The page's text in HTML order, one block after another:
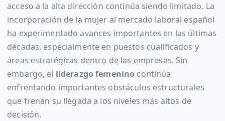
acceso a la alta dirección continúa siendo limitado. La
incorporación de la mujer al mercado laboral español
ha experimentado avances importantes en las últimas
décadas, especialmente en puestos cualificados y
áreas estratégicas dentro de las empresas. Sin
embargo, el liderazgo femenino continúa
enfrentando importantes obstáculos estructurales
que frenan su llegada a los niveles más altos de
decisión.